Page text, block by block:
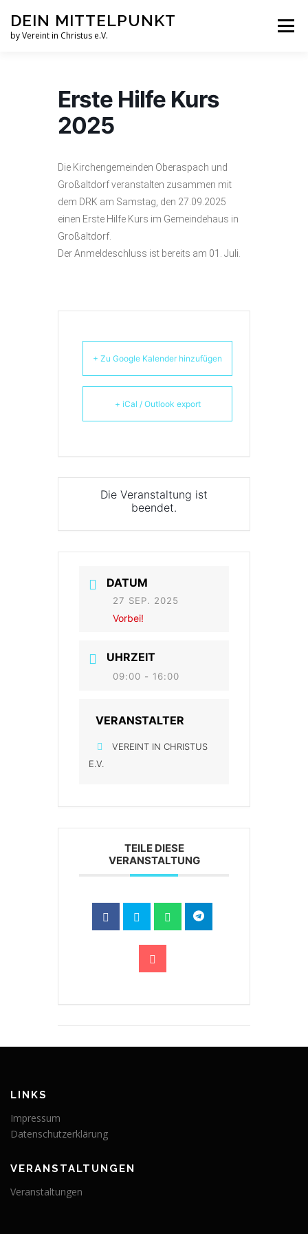
Inhalt
springen
DEIN MITTELPUNKT
by Vereint in Christus e.V.
Menü
VERANSTALTUNGEN
GOTTESDIENST MAL ANDERS AUFNAHMEN
VEREINT IN CHRISTUS E.V.
Erste Hilfe Kurs
2025
Die Kirchengemeinden Oberaspach und
Großaltdorf veranstalten zusammen mit
dem DRK am Samstag, den 27.09.2025
einen Erste Hilfe Kurs im Gemeindehaus in
Großaltdorf.
Der Anmeldeschluss ist bereits am 01. Juli.
+ Zu Google Kalender hinzufügen
+ iCal / Outlook export
Die Veranstaltung ist
beendet.
DATUM
27 SEP. 2025
Vorbei!
UHRZEIT
09:00 - 16:00
VERANSTALTER
VEREINT IN CHRISTUS
E.V.
TEILE DIESE
VERANSTALTUNG
LINKS
Impressum
Datenschutzerklärung
VERANSTALTUNGEN
Veranstaltungen